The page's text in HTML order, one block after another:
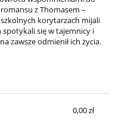
z Thomasem –
korytarzach mijali
się w tajemnicy i
zawsze odmienił ich życia.
płatności
0,00 zł